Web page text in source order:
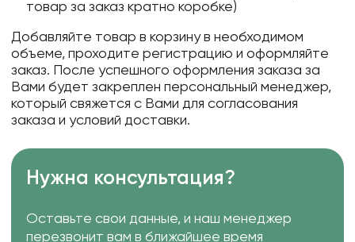
товар за заказ кратно коробке)
Добавляйте товар в корзину в необходимом
объеме, проходите регистрацию и оформляйте
заказ. После успешного оформления заказа за
Вами будет закреплен персональный менеджер,
который свяжется с Вами для согласования
заказа и условий доставки.
Нужна консультация?
Оставьте свои данные, и наш менеджер
перезвонит вам в ближайшее время